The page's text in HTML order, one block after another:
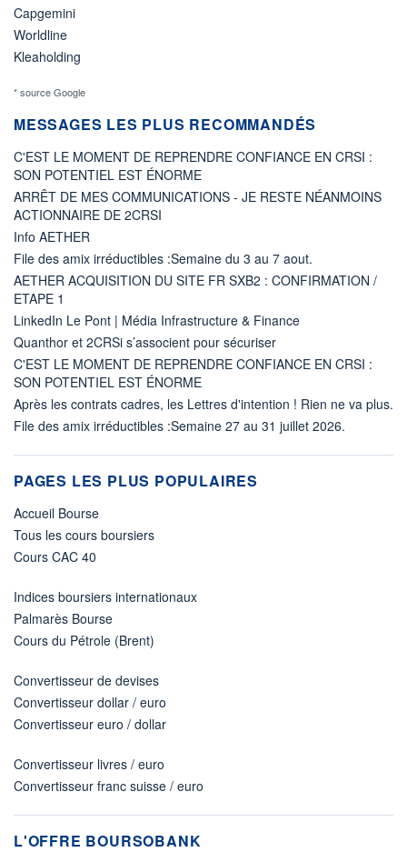
Capgemini
Worldline
Kleaholding
* source Google
MESSAGES LES PLUS RECOMMANDÉS
C'EST LE MOMENT DE REPRENDRE CONFIANCE EN CRSI :
SON POTENTIEL EST ÉNORME
ARRÊT DE MES COMMUNICATIONS - JE RESTE NÉANMOINS
ACTIONNAIRE DE 2CRSI
Info AETHER
File des amix irréductibles :Semaine du 3 au 7 aout.
AETHER ACQUISITION DU SITE FR SXB2 : CONFIRMATION /
ETAPE 1
LinkedIn Le Pont | Média Infrastructure & Finance
Quanthor et 2CRSi s’associent pour sécuriser
C'EST LE MOMENT DE REPRENDRE CONFIANCE EN CRSI :
SON POTENTIEL EST ÉNORME
Après les contrats cadres, les Lettres d'intention ! Rien ne va plus.
File des amix irréductibles :Semaine 27 au 31 juillet 2026.
PAGES LES PLUS POPULAIRES
Accueil Bourse
Tous les cours boursiers
Cours CAC 40
Indices boursiers internationaux
Palmarès Bourse
Cours du Pétrole (Brent)
Convertisseur de devises
Convertisseur dollar / euro
Convertisseur euro / dollar
Convertisseur livres / euro
Convertisseur franc suisse / euro
L'OFFRE BOURSOBANK